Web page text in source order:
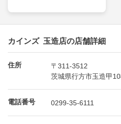
カインズ 玉造店の店舗詳細
住所
〒311-3512
茨城県行方市玉造甲
電話番号 0299-35-6111